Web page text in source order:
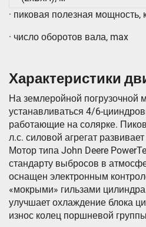
· пиковая полезная мощность,
· число оборотов вала, max
Характеристики
На землеройной погрузочной
устанавливаться 4/6-
работающие на солярке.
л.с. силовой агрегат
Мотор типа John Deere
стандарту выбросов в
оснащен электронным
«мокрыми» гильзами
улучшает охлаждение блока
износ колец поршневой